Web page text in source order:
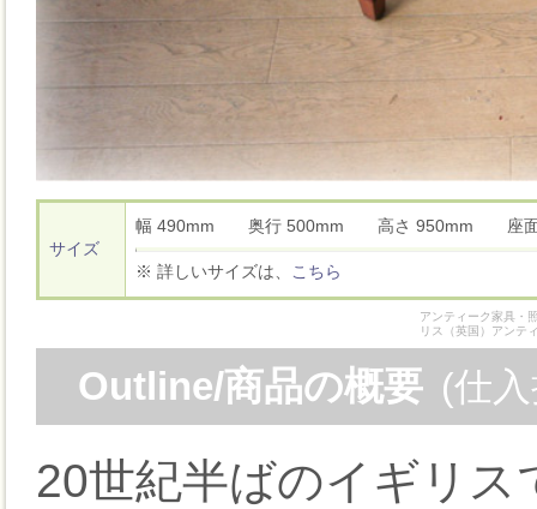
サイズ
幅 490mm 奥行 500mm 高さ 950mm 座
※ 詳しいサイズは、 こちら
アンティーク家具・
リス（英国）アンテ
Outline/商品の概要 (仕
20世紀半ばのイギリ